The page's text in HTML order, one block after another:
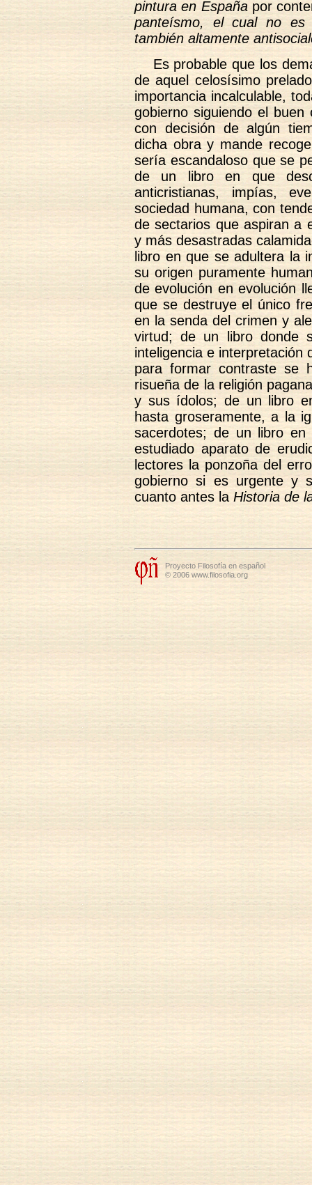
pintura en Españapor
panteísmo, el cual no
también altamente
Es probable que los
de aquel celosísimo
importancia incalculable,
gobierno siguiendo el
con decisión de algún
dicha obra y mande
sería escandaloso que se
de un libro en que
anticristianas, impías,
sociedad humana, con
de sectarios que aspiran a
y más desastradas
libro en que se adultera la
su origen puramente
de evolución en evolución
que se destruye el único
en la senda del crimen y
virtud; de un libro donde
inteligencia e interpretación
para formar contraste se
risueña de la religión
y sus ídolos; de un libro
hasta groseramente, a la
sacerdotes; de un libro
estudiado aparato de
lectores la ponzoña del
gobierno si es urgente y
cuanto antes la Historia de
Proyecto Filosofía en español
© 2006 www.filosofia.org